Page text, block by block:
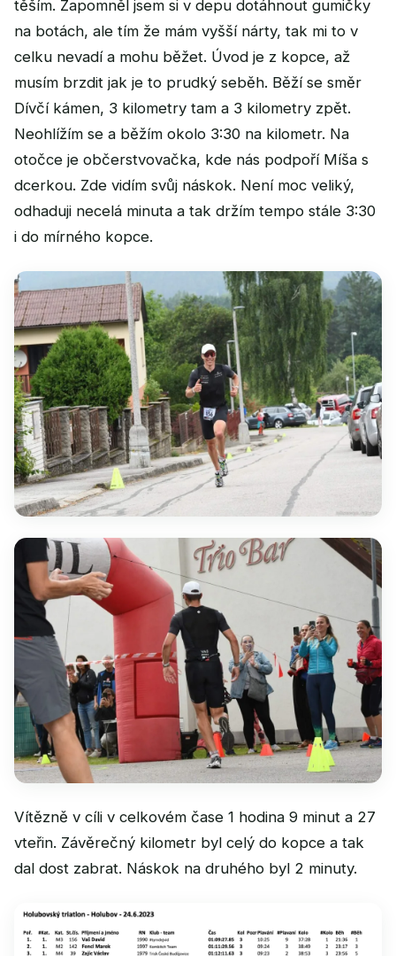
těším. Zapomněl jsem si v depu dotáhnout gumičky
na botách, ale tím že mám vyšší nárty, tak mi to v
celku nevadí a mohu běžet. Úvod je z kopce, až
musím brzdit jak je to prudký seběh. Běží se směr
Dívčí kámen, 3 kilometry tam a 3 kilometry zpět.
Neohlížím se a běžím okolo 3:30 na kilometr. Na
otočce je občerstvovačka, kde nás podpoří Míša s
dcerkou. Zde vidím svůj náskok. Není moc veliký,
odhaduji necelá minuta a tak držím tempo stále 3:30
i do mírného kopce.
Vítězně v cíli v celkovém čase 1 hodina 9 minut a 27
vteřin. Závěrečný kilometr byl celý do kopce a tak
dal dost zabrat. Náskok na druhého byl 2 minuty.